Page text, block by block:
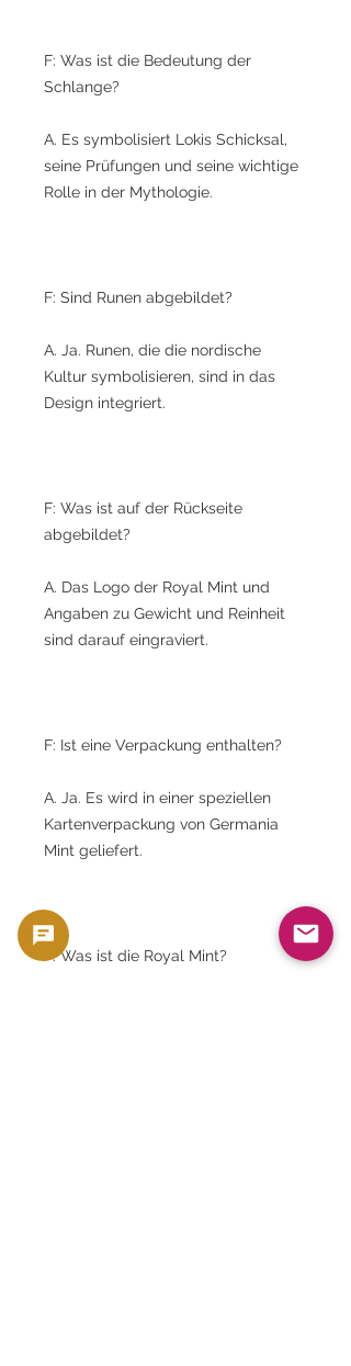
F: Was ist die Bedeutung der
Schlange?
A. Es symbolisiert Lokis Schicksal,
seine Prüfungen und seine wichtige
Rolle in der Mythologie.
F: Sind Runen abgebildet?
A. Ja. Runen, die die nordische
Kultur symbolisieren, sind in das
Design integriert.
F: Was ist auf der Rückseite
abgebildet?
A. Das Logo der Royal Mint und
Angaben zu Gewicht und Reinheit
sind darauf eingraviert.
F: Ist eine Verpackung enthalten?
A. Ja. Es wird in einer speziellen
Kartenverpackung von Germania
Mint geliefert.
F: Was ist die Royal Mint?